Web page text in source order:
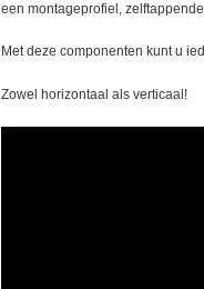
een montageprofiel,
Met deze componenten kunt u
Zowel horizontaal als verticaal!